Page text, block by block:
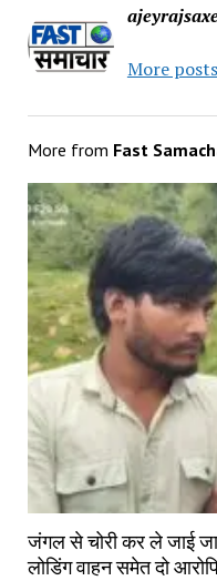
More
More from Fast
जंगल से चोरी कर ले जाई जा
लोडिंग वाहन समेत दो